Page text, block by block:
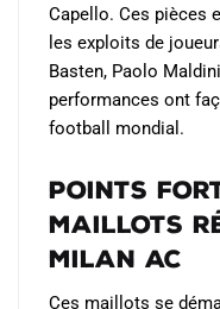
Capello. Ces pièces
les exploits de
Basten, Paolo
performances ont
football mondial.
Points
Maillots
Milan AC
Ces maillots se